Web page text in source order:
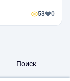
53 0
Поиск